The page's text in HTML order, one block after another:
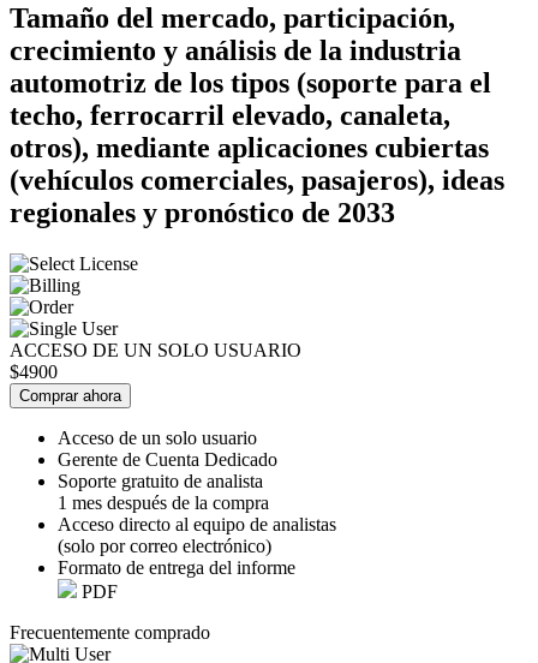
Tamaño del mercado, participación,
crecimiento y análisis de la industria
automotriz de los tipos (soporte para el
techo, ferrocarril elevado, canaleta,
otros), mediante aplicaciones cubiertas
(vehículos comerciales, pasajeros), ideas
regionales y pronóstico de 2033
ACCESO DE UN SOLO USUARIO
$4900
Comprar ahora
Acceso de un solo usuario
Gerente de Cuenta Dedicado
Soporte gratuito de analista
1 mes después de la compra
Acceso directo al equipo de analistas
(solo por correo electrónico)
Formato de entrega del informe
PDF
Frecuentemente comprado